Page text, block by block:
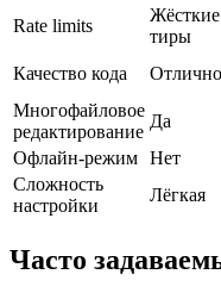
Rate limits
Жёсткие
тиры
Качество кода
Многофайловое
редактирование
Да
Офлайн-режим Нет
Сложность
настройки
Лёгкая
Часто